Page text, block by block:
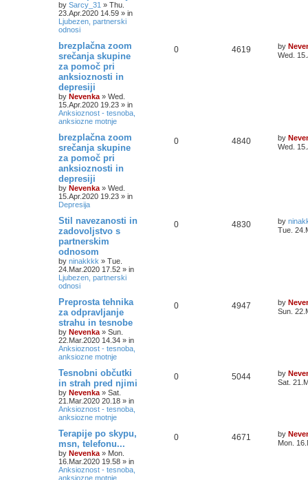
by Sarcy_31 » Thu.
23.Apr.2020 14.59 » in
Ljubezen, partnerski
odnosi
brezplačna zoom
srečanja skupine
za pomoč pri
anksioznosti in
depresiji
by Nevenka » Wed.
15.Apr.2020 19.23 » in
Anksioznost - tesnoba,
anksiozne motnje
0 4619 by
Wed.
brezplačna zoom
srečanja skupine
za pomoč pri
anksioznosti in
depresiji
by Nevenka » Wed.
15.Apr.2020 19.23 » in
Depresija
0 4840 by
Wed.
Stil navezanosti in
zadovoljstvo s
partnerskim
odnosom
by ninakkkk » Tue.
24.Mar.2020 17.52 » in
Ljubezen, partnerski
odnosi
0 4830 by
Tue.
Preprosta tehnika
za odpravljanje
strahu in tesnobe
by Nevenka » Sun.
22.Mar.2020 14.34 » in
Anksioznost - tesnoba,
anksiozne motnje
0 4947 by
Sun.
Tesnobni občutki
in strah pred njimi
by Nevenka » Sat.
21.Mar.2020 20.18 » in
Anksioznost - tesnoba,
anksiozne motnje
0 5044 by
Sat.
Terapije po skypu,
msn, telefonu...
by Nevenka » Mon.
16.Mar.2020 19.58 » in
Anksioznost - tesnoba,
anksiozne motnje
0 4671 by
Mon.